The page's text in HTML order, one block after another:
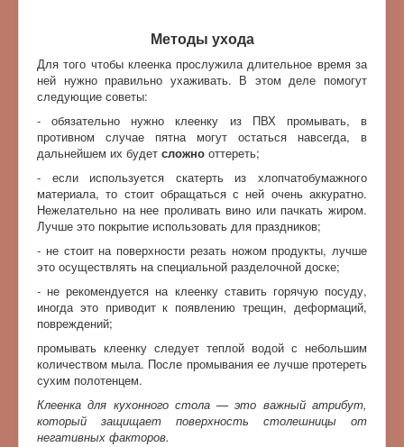
Методы ухода
Для того чтобы клеенка прослужила длительное время за
ней нужно правильно ухаживать. В этом деле помогут
следующие советы:
- обязательно нужно клеенку из ПВХ промывать, в
противном случае пятна могут остаться навсегда, в
дальнейшем их будет сложно оттереть;
- если используется скатерть из хлопчатобумажного
материала, то стоит обращаться с ней очень аккуратно.
Нежелательно на нее проливать вино или пачкать жиром.
Лучше это покрытие использовать для праздников;
- не стоит на поверхности резать ножом продукты, лучше
это осуществлять на специальной разделочной доске;
- не рекомендуется на клеенку ставить горячую посуду,
иногда это приводит к появлению трещин, деформаций,
повреждений;
промывать клеенку следует теплой водой с небольшим
количеством мыла. После промывания ее лучше протереть
сухим полотенцем.
Клеенка для кухонного стола — это важный атрибут,
который защищает поверхность столешницы от
негативных факторов.